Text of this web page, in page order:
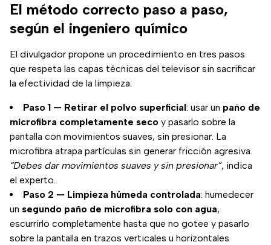
El método correcto paso a paso,
según el ingeniero químico
El divulgador propone un procedimiento en tres pasos
que respeta las capas técnicas del televisor sin sacrificar
la efectividad de la limpieza:
Paso 1 — Retirar el polvo superficial: usar un paño de
microfibra completamente seco y pasarlo sobre la
pantalla con movimientos suaves, sin presionar. La
microfibra atrapa partículas sin generar fricción agresiva.
“Debes dar movimientos suaves y sin presionar”, indica
el experto.
Paso 2 — Limpieza húmeda controlada: humedecer
un segundo paño de microfibra solo con agua,
escurrirlo completamente hasta que no gotee y pasarlo
sobre la pantalla en trazos verticales u horizontales